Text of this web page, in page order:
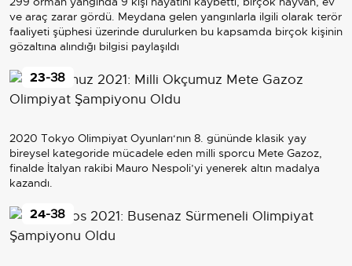
ve araç zarar gördü. Meydana gelen yangınlarla ilgili olarak terör
faaliyeti şüphesi üzerinde durulurken bu kapsamda birçok kişinin
gözaltına alındığı bilgisi paylaşıldı
2020 Tokyo Olimpiyat Oyunları‘nın 8. gününde klasik yay
bireysel kategoride mücadele eden milli sporcu Mete Gazoz,
finalde İtalyan rakibi Mauro Nespoli’yi yenerek altın madalya
kazandı.
23-38
24-38